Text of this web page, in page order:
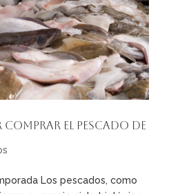
comprar el pescado de
Los pescados, como